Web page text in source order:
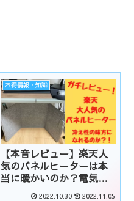
お得情報・知識
【本音レビュー】楽天人
気のパネルヒーターは本
当に暖かいのか？電気代
は安い？2022.10.30 2022.11.05